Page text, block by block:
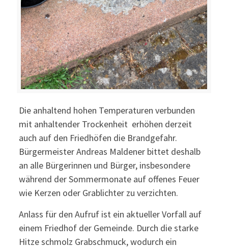
Die anhaltend hohen Temperaturen verbunden
mit anhaltender Trockenheit erhöhen derzeit
auch auf den Friedhöfen die Brandgefahr.
Bürgermeister Andreas Maldener bittet deshalb
an alle Bürgerinnen und Bürger, insbesondere
während der Sommermonate auf offenes Feuer
wie Kerzen oder Grablichter zu verzichten.
Anlass für den Aufruf ist ein aktueller Vorfall auf
einem Friedhof der Gemeinde. Durch die starke
Hitze schmolz Grabschmuck, wodurch ein